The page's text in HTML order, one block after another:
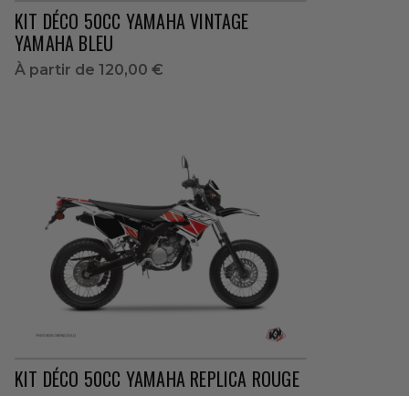
KIT DÉCO 50CC YAMAHA VINTAGE
YAMAHA BLEU
À partir de 120,00 €
KIT DÉCO 50CC YAMAHA REPLICA ROUGE